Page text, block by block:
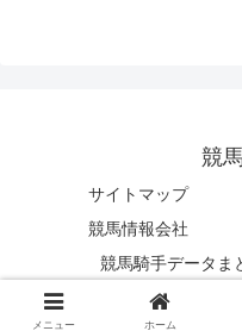
競
サイトマップ
競馬情報会社
競馬騎手データま
©
メニュー ホーム